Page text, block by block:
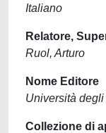
Italiano
Relatore,
Ruol, Arturo
Nome Editore
Università
Collezione di